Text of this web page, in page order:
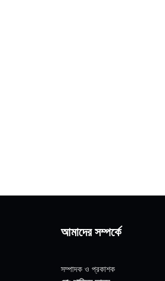
আমাদের সম্পর্কে
সম্পাদক ও প্রকাশক